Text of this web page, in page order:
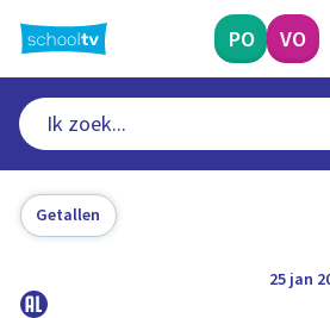
naar
hoofdinhoud
PO VO
Getallen
25 jan